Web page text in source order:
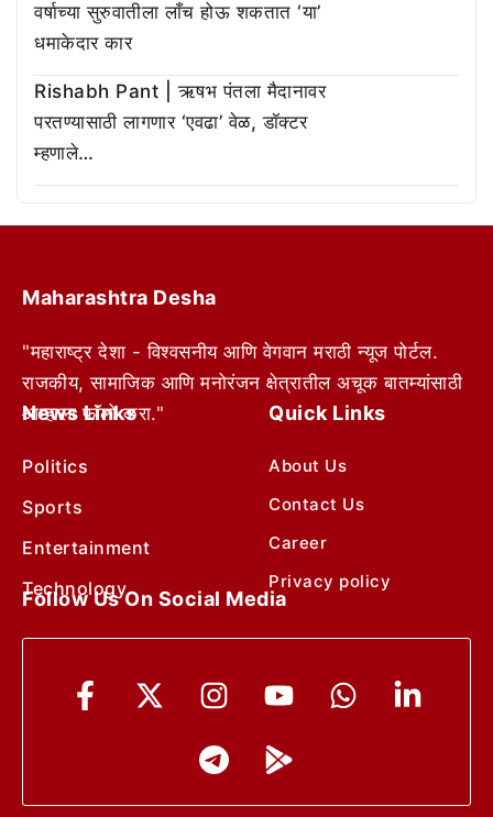
वर्षाच्या सुरुवातीला लाँच होऊ शकतात ‘या’
धमाकेदार कार
Rishabh Pant | ऋषभ पंतला मैदानावर
परतण्यासाठी लागणार ‘एवढा’ वेळ, डॉक्टर
म्हणाले…
Maharashtra Desha
"महाराष्ट्र देशा - विश्वसनीय आणि वेगवान मराठी न्यूज पोर्टल.
राजकीय, सामाजिक आणि मनोरंजन क्षेत्रातील अचूक बातम्यांसाठी
आम्हाला फॉलो करा."
News Links
Politics
Sports
Entertainment
Technology
Quick Links
About Us
Contact Us
Career
Privacy policy
Follow Us On Social Media